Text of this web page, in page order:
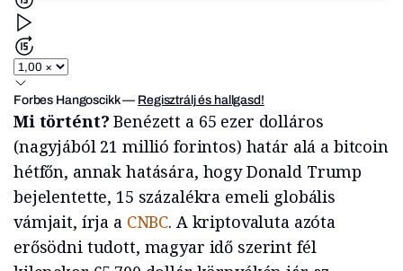
Forbes Hangoscikk— Regisztrálj és hallgasd!
Mi történt? Benézett a 65 ezer dolláros
(nagyjából 21 millió forintos) határ alá a bitcoin
hétfőn, annak hatására, hogy Donald Trump
bejelentette, 15 százalékra emeli globális
vámjait, írja a CNBC. A kriptovaluta azóta
erősödni tudott, magyar idő szerint fél